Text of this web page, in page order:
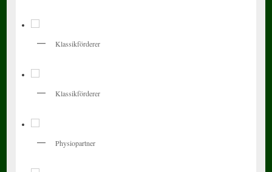
Klassikförderer
Klassikförderer
Physiopartner